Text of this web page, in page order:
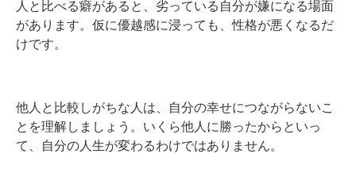
人と比べる癖があると、劣っている自分が嫌になる場面
があります。仮に優越感に浸っても、性格が悪くなるだ
けです。
他人と比較しがちな人は、自分の幸せにつながらないこ
とを理解しましょう。いくら他人に勝ったからといっ
て、自分の人生が変わるわけではありません。